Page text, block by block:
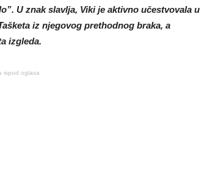
U znak slavlja, Viki je aktivno učestvovala u
iz njegovog prethodnog braka, a
izgleda.
ispod oglasa